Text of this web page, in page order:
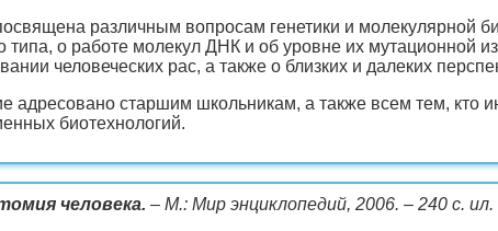
различным вопросам генетики и молекулярной
типа, о работе молекул ДНК и об уровне их мутационной
человеческих рас, а также о близких и далеких
адресовано старшим школьникам, а также всем тем, кто
биотехнологий.
человека. – М.: Мир энциклопедий, 2006. – 240 с. ил.